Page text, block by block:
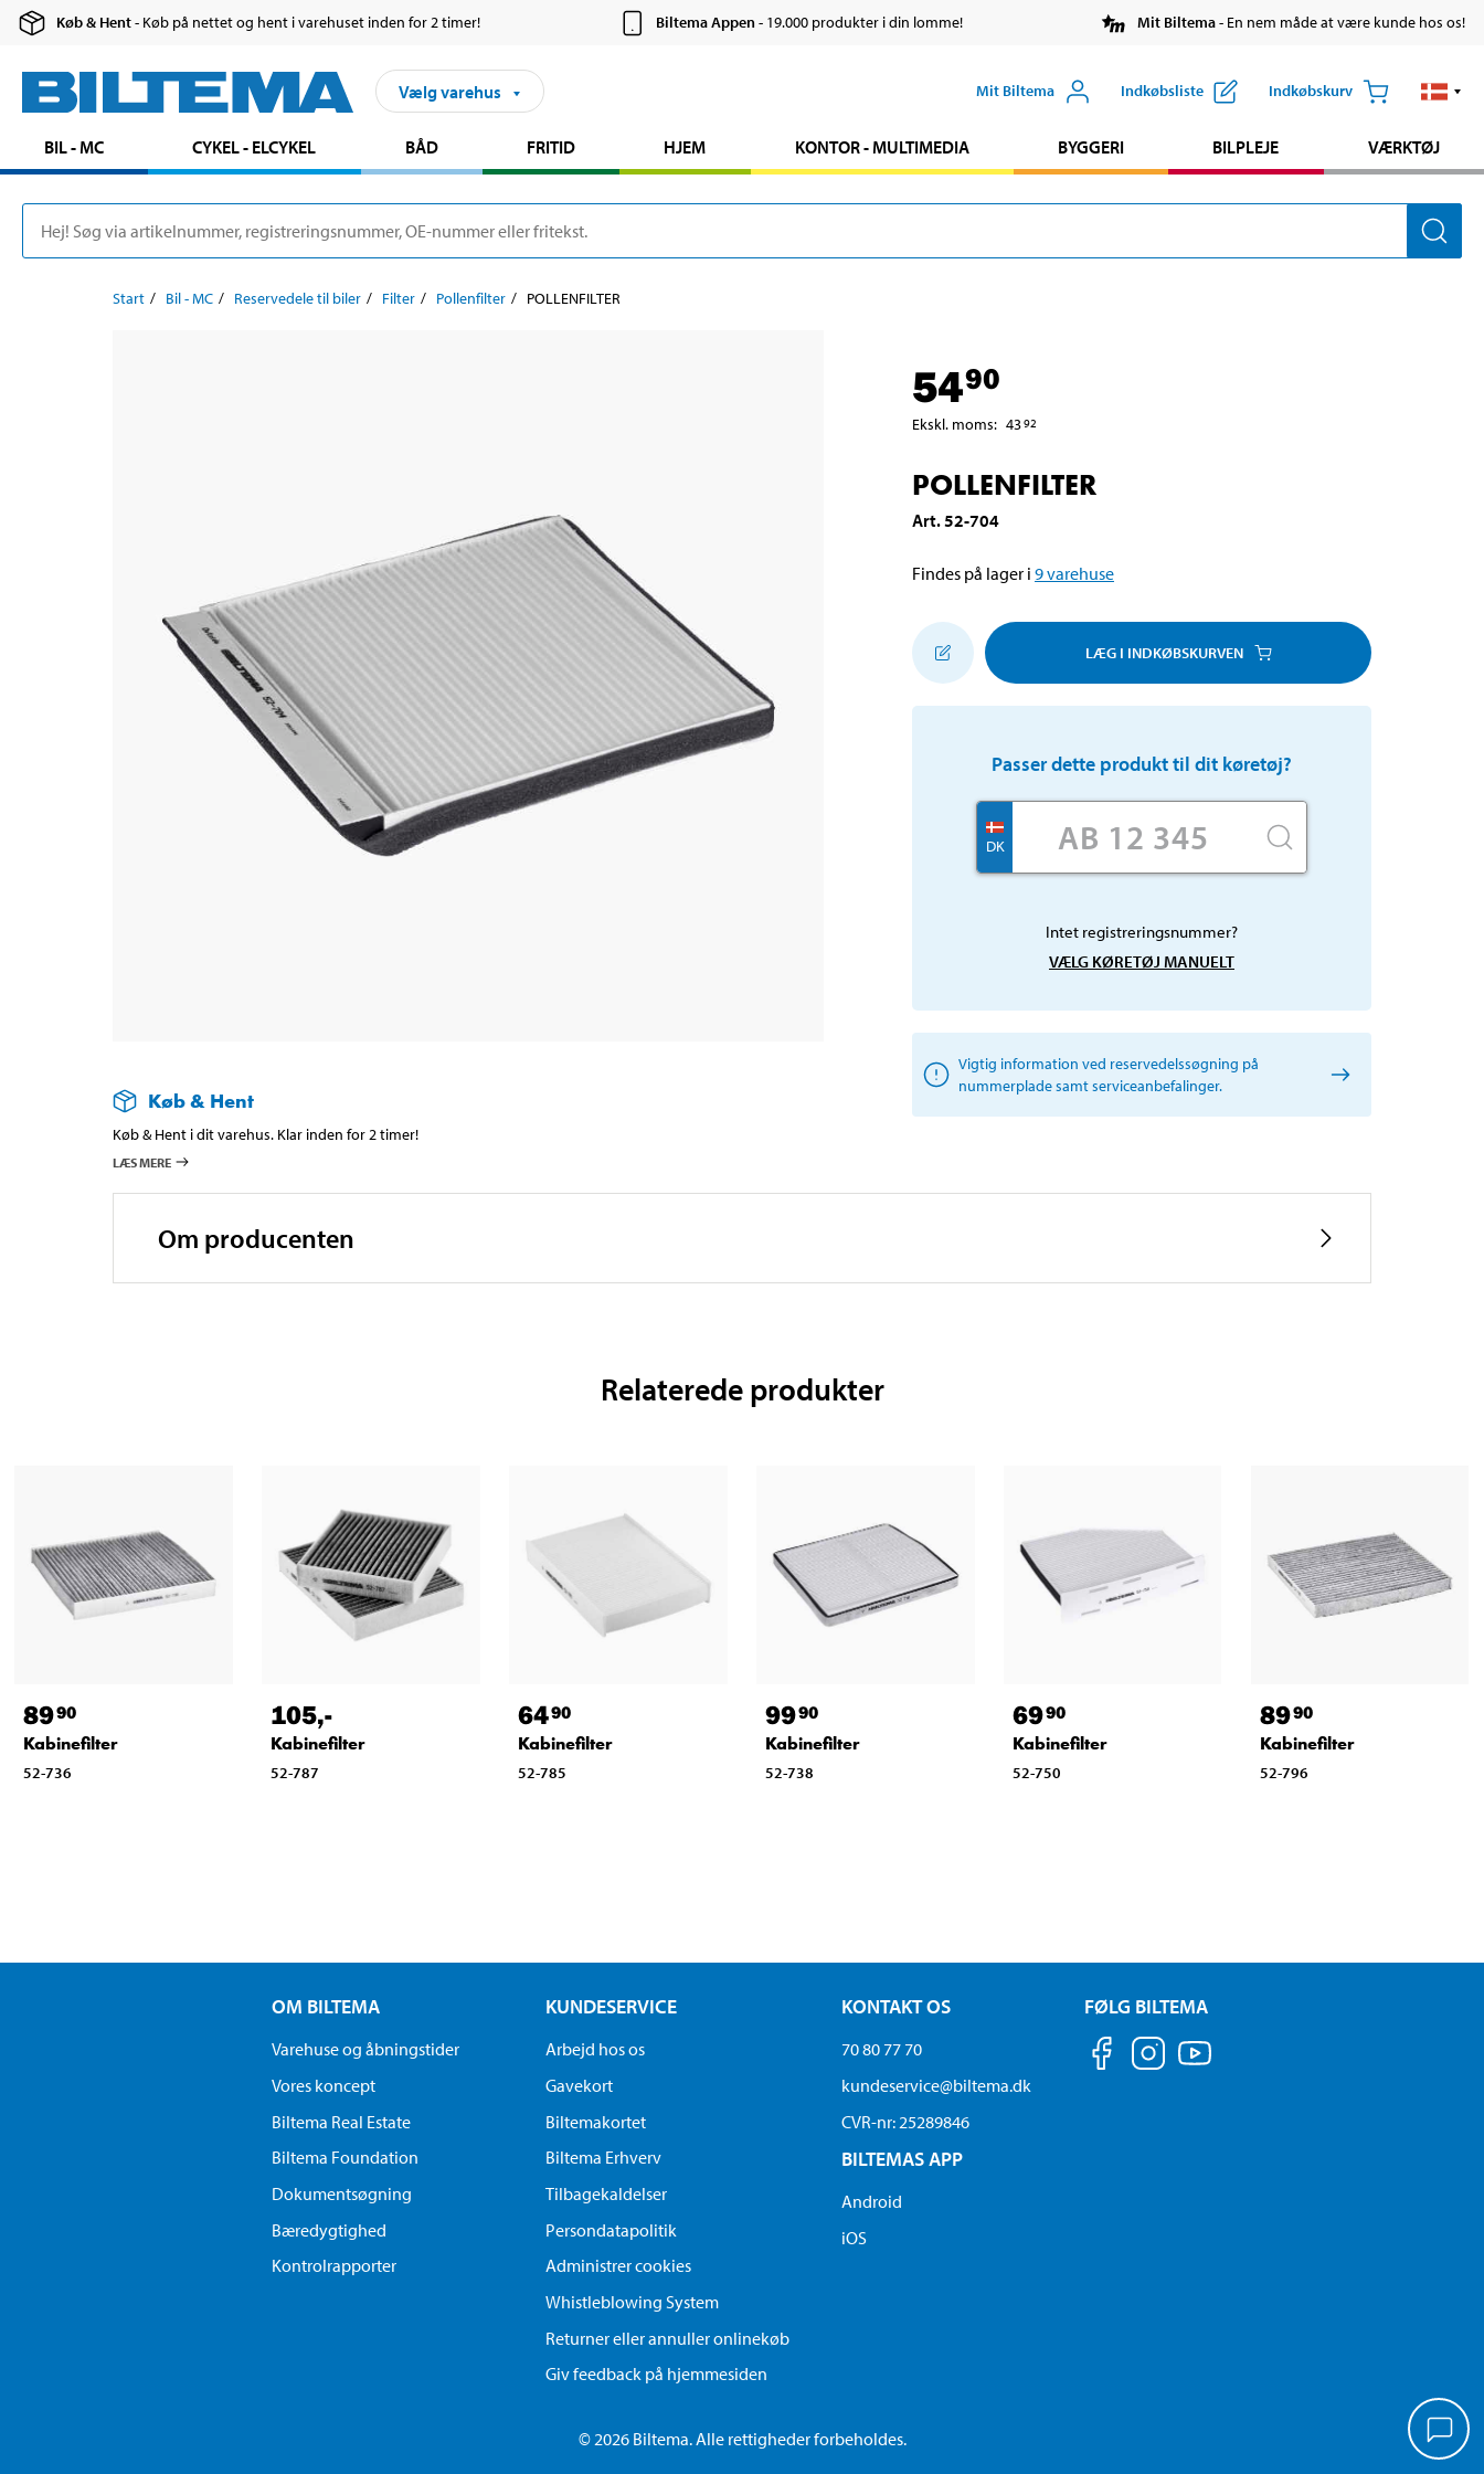
Køb & Hent- Køb på nettet og hent i varehuset inden for 2 timer! Biltema Appen- 19.000 produkter i din lomme! Mit Biltema- En nem måde at være kunde hos os!
Vælg varehus Mit Biltema Indkøbsliste Indkøbskurv
BIL - MC CYKEL - ELCYKEL BÅD FRITID HJEM KONTOR - MULTIMEDIA BYGGERI BILPLEJE VÆRKTØJ
Start Bil - MC Reservedele til biler Filter Pollenfilter POLLENFILTER
Køb & Hent
Køb & Hent i dit varehus. Klar inden for 2 timer!
LÆS MERE
5490
Ekskl. moms: 4392
POLLENFILTER
Art.52-704
Findes på lager i 9varehuse
LÆG I INDKØBSKURVEN
Passer dette produkt til dit køretøj?
DK
Intet registreringsnummer?
VÆLG KØRETØJ MANUELT
Vigtig information ved reservedelssøgning på
nummerplade samt serviceanbefalinger.
Om producenten
Relaterede produkter
8990
Kabinefilter
52-736
105,-
Kabinefilter
52-787
6490
Kabinefilter
52-785
9990
Kabinefilter
52-738
6990
Kabinefilter
52-750
8990
Kabinefilter
52-796
OM BILTEMA
Varehuse og åbningstider
Vores koncept
Biltema Real Estate
Biltema Foundation
Dokumentsøgning
Bæredygtighed
Kontrolrapporter
KUNDESERVICE
Arbejd hos os
Gavekort
Biltemakortet
Biltema Erhverv
Tilbagekaldelser
Persondatapolitik
Administrer cookies
Whistleblowing System
Returner eller annuller onlinekøb
Giv feedback på hjemmesiden
KONTAKT OS
70 80 77 70
kundeservice@biltema.dk
CVR-nr: 25289846
BILTEMAS APP
Android
iOS
FØLG BILTEMA
© 2026 Biltema. Alle rettigheder forbeholdes.